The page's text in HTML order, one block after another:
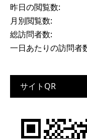
昨日の閲覧数:
月別閲覧数:
総訪問者数:
一日あたりの訪問者
サイトQR